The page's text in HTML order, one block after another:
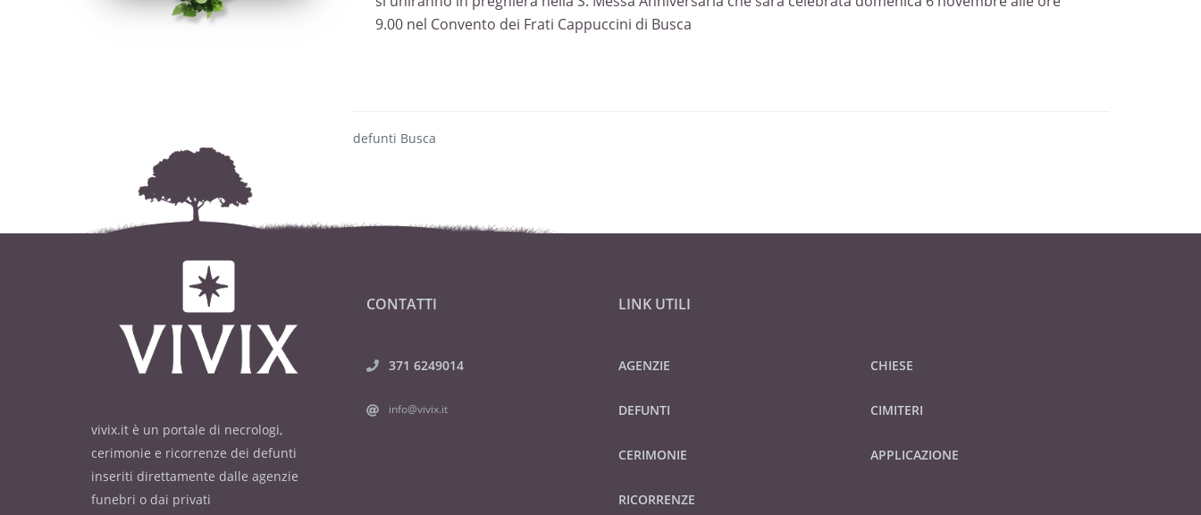
9.00 nel Convento dei Frati Cappuccini di Busca
defunti Busca
vivix.it è un portale di necrologi,
cerimonie e ricorrenze dei defunti
inseriti direttamente dalle agenzie
funebri o dai privati
CONTATTI
371 6249014
info@vivix.it
LINK UTILI
AGENZIE
DEFUNTI
CERIMONIE
RICORRENZE
CHIESE
CIMITERI
APPLICAZIONE